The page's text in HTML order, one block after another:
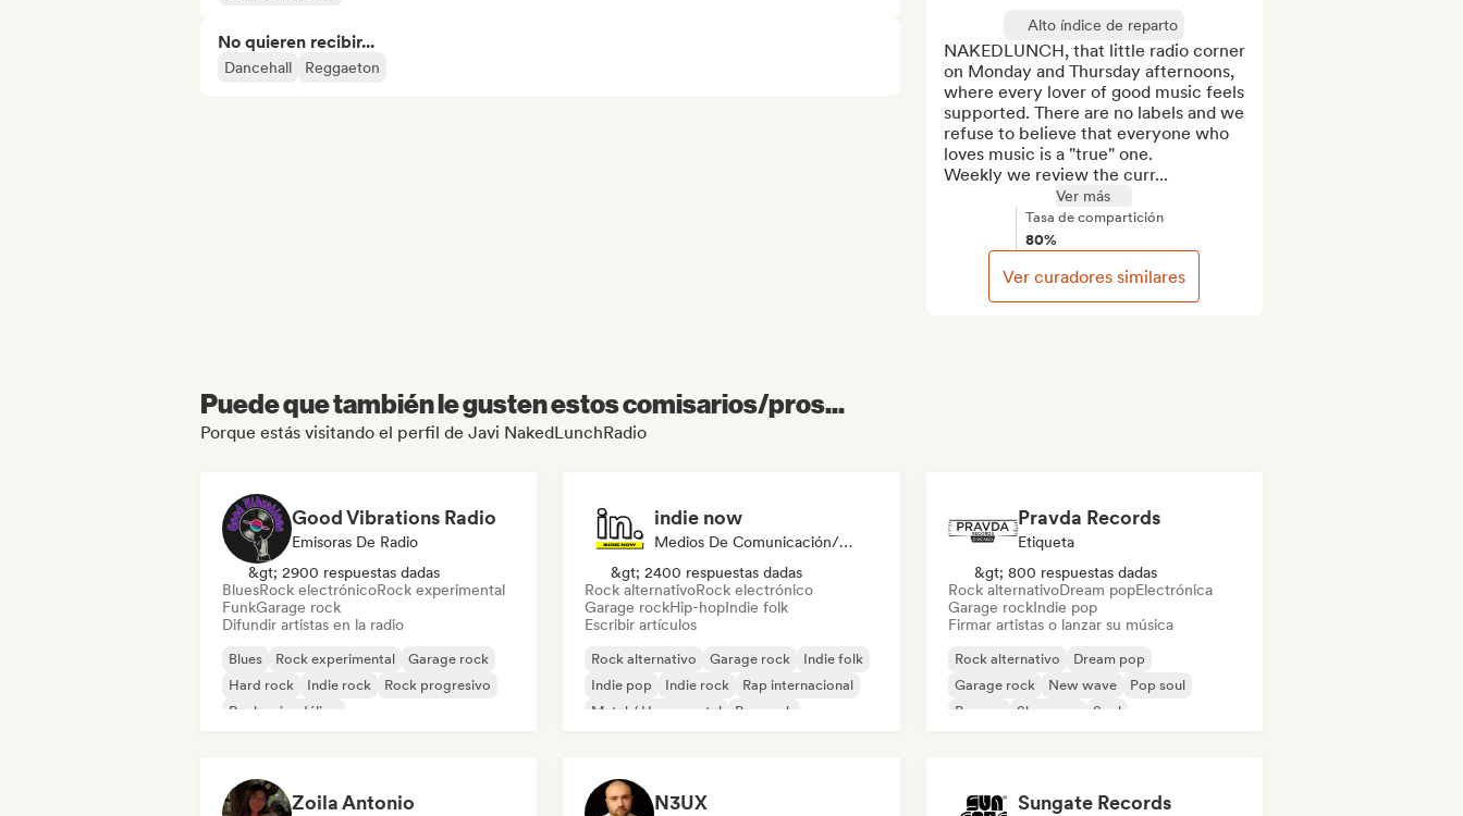
No quieren recibir...
Dancehall Reggaeton
Alto índice de reparto
NAKEDLUNCH, that little radio corner
on Monday and Thursday afternoons,
where every lover of good music feels
supported. There are no labels and we
refuse to believe that everyone who
loves music is a "true" one.
Weekly we review the curr...
Ver más
Tasa de compartición
80%
Ver curadores similares
Puede que también le gusten estos comisarios/pros...
Porque estás visitando el perfil de Javi NakedLunchRadio
Good Vibrations Radio
Emisoras De Radio
&gt; 2900 respuestas dadas
BluesRock electrónicoRock experimental
FunkGarage rock
Difundir artistas en la radio
Blues Rock experimental
Garage rock
Hard rock
Indie rock
Rock progresivo
Rock psicodélico
indie now
Medios De Comunicación/Periodista
&gt; 2400 respuestas dadas
Rock alternativoRock electrónico
Garage rockHip-hopIndie folk
Escribir artículos
Rock alternativo Garage rock
Indie folk
Indie pop
Indie rock
Rap internacional
Metal / Heavy metal
Pop rock
Pravda Records
Etiqueta
&gt; 800 respuestas dadas
Rock alternativoDream popElectrónica
Garage rockIndie pop
Firmar artistas o lanzar su música
Rock alternativo
Dream pop
Garage rock
New wave
Pop soul
Reggae
Shoegaze Soul
Zoila Antonio N3UX Sungate Records